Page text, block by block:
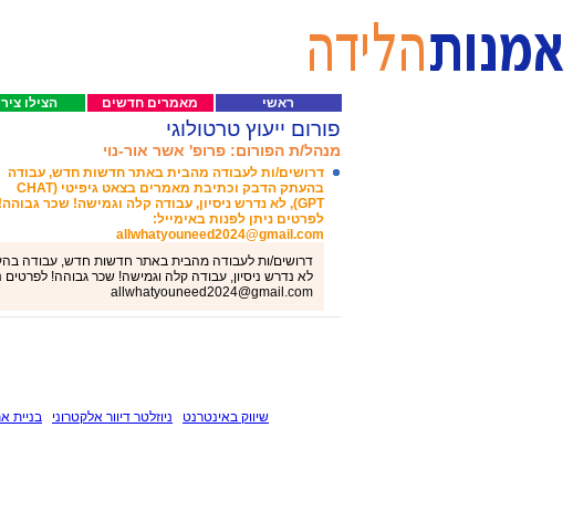
הצילו מאמרים חדשים ראשי
פורום ייעוץ טרטולוגי
מנהל/ת הפורום: פרופ' אשר אור-נוי
דרושים/ות לעבודה מהבית באתר חדשות חדש, עבודה
בהעתק הדבק וכתיבת מאמרים בצאט גיפיטי (CHAT
GPT), לא נדרש ניסיון, עבודה קלה וגמישה! שכר גבוהה!
לפרטים ניתן לפנות באימייל:
allwhatyouneed2024@gmail.com
לא נדרש ניסיון, עבודה קלה וגמישה! שכר גבוהה! לפרטים
allwhatyouneed2024@gmail.com
שיווק באינטרנט ניוזלטר דיוור אלקטרוני בניית